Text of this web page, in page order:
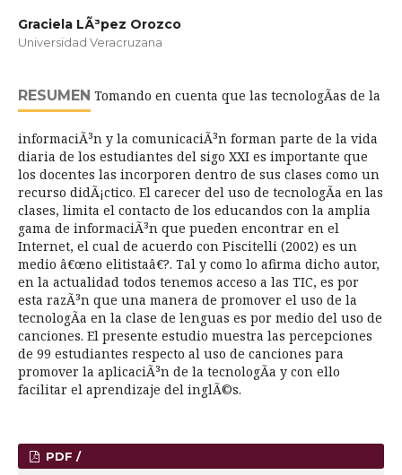
Graciela LÃ³pez Orozco
Universidad Veracruzana
RESUMEN Tomando en cuenta que las tecnologÃ­as de la
informaciÃ³n y la comunicaciÃ³n forman parte de la vida
diaria de los estudiantes del sigo XXI es importante que
los docentes las incorporen dentro de sus clases como un
recurso didÃ¡ctico. El carecer del uso de tecnologÃ­a en las
clases, limita el contacto de los educandos con la amplia
gama de informaciÃ³n que pueden encontrar en el
Internet, el cual de acuerdo con Piscitelli (2002) es un
medio â€œno elitistaâ€?. Tal y como lo afirma dicho autor,
en la actualidad todos tenemos acceso a las TIC, es por
esta razÃ³n que una manera de promover el uso de la
tecnologÃ­a en la clase de lenguas es por medio del uso de
canciones. El presente estudio muestra las percepciones
de 99 estudiantes respecto al uso de canciones para
promover la aplicaciÃ³n de la tecnologÃ­a y con ello
facilitar el aprendizaje del inglÃ©s.
PDF /